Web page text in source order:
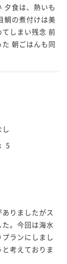
夕食は、熱いも
鯛の煮付けは美
しまい残念 前
朝ごはんも同
し
5
りましたがス
。今回は海水
ランにしまし
考えておりま